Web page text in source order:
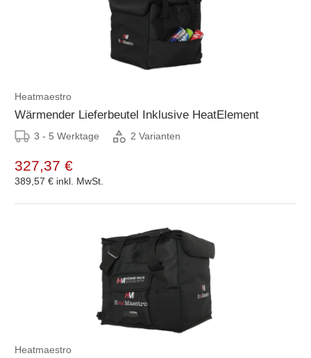
Heatmaestro
Wärmender Lieferbeutel Inklusive HeatElement
3 - 5 Werktage 2 Varianten
327,37 €
389,57 € inkl. MwSt.
Heatmaestro